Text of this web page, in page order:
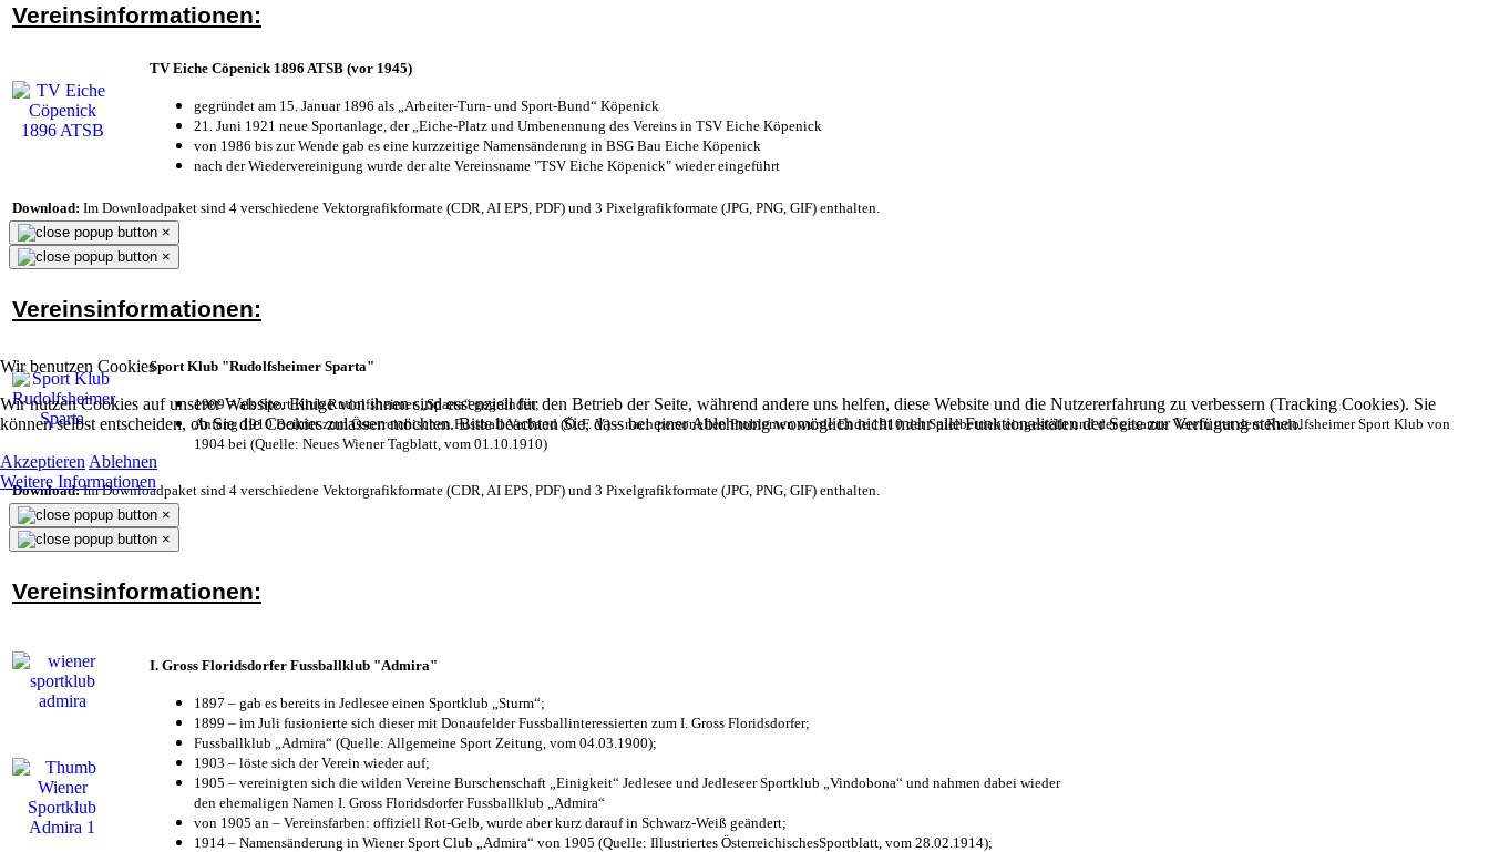
Wir benutzen Cookies
Wir nutzen Cookies auf unserer Website. Einige von ihnen sind essenziell für den Betrieb der Seite, während andere uns helfen, diese Website und die Nutzererfahrung zu verbessern (Tracking Cookies). Sie
können selbst entscheiden, ob Sie die Cookies zulassen möchten. Bitte beachten Sie, dass bei einer Ablehnung womöglich nicht mehr alle Funktionalitäten der Seite zur Verfügung stehen.
Akzeptieren Ablehnen
Weitere Informationen
Vereinsinformationen:
TV Eiche Cöpenick 1896 ATSB (vor 1945)
gegründet am 15. Januar 1896 als „Arbeiter-Turn- und Sport-Bund“ Köpenick
21. Juni 1921 neue Sportanlage, der „Eiche-Platz und Umbenennung des Vereins in TSV Eiche Köpenick
von 1986 bis zur Wende gab es eine kurzzeitige Namensänderung in BSG Bau Eiche Köpenick
nach der Wiedervereinigung wurde der alte Vereinsname "TSV Eiche Köpenick" wieder eingeführt
Download: Im Downloadpaket sind 4 verschiedene Vektorgrafikformate (CDR, AI EPS, PDF) und 3 Pixelgrafikformate (JPG, PNG, GIF) enthalten.
×
×
Vereinsinformationen:
Sport Klub "Rudolfsheimer Sparta"
1909 = als Sport Klub Rudolfsheimer „Sparta“ gegründet;
Anfang 1910 Beitritt zum Österreichischen Fussball Verband (Ö. F. V.) – nach personellen Problemen wurde Ende 1910 der Spielbetrieb eingestellt und der gesamte Verein trat dem Rudolfsheimer Sport Klub von
1904 bei (Quelle: Neues Wiener Tagblatt, vom 01.10.1910)
Download:Im Downloadpaket sind 4 verschiedene Vektorgrafikformate (CDR, AI EPS, PDF) und 3 Pixelgrafikformate (JPG, PNG, GIF) enthalten.
×
×
Vereinsinformationen:
I. Gross Floridsdorfer Fussballklub "Admira"
1897 – gab es bereits in Jedlesee einen Sportklub „Sturm“;
1899 – im Juli fusionierte sich dieser mit Donaufelder Fussballinteressierten zum I. Gross Floridsdorfer;
Fussballklub „Admira“ (Quelle: Allgemeine Sport Zeitung, vom 04.03.1900);
1903 – löste sich der Verein wieder auf;
1905 – vereinigten sich die wilden Vereine Burschenschaft „Einigkeit“ Jedlesee und Jedleseer Sportklub „Vindobona“ und nahmen dabei wieder
den ehemaligen Namen I. Gross Floridsdorfer Fussballklub „Admira“
von 1905 an – Vereinsfarben: offiziell Rot-Gelb, wurde aber kurz darauf in Schwarz-Weiß geändert;
1914 – Namensänderung in Wiener Sport Club „Admira“ von 1905 (Quelle: Illustriertes ÖsterreichischesSportblatt, vom 28.02.1914);